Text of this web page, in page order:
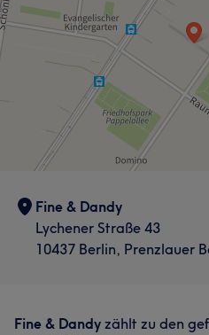
Fine & Dandy
Lychener Straße 43
10437 Berlin, Prenzlauer
Fine & Dandy zählt zu den